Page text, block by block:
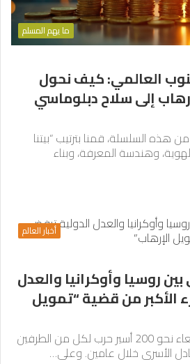
ما يهم المسلم
العالمي: كيف نحول
إلى سلاح دبلوماسي
من هذه السلسلة، قمنا بترتيب “بيتنا
وهندسة المعرفة، وبناء
أخبار العالم
روسيا وأوكرانيا والعدل
الأكبر من قضية “تمويل
تبادلت أوكرانيا وروسيا الأربعاء نحو 200 أسير حرب لكل من الطرفين
الأسرى خلال عامين. وعلى…